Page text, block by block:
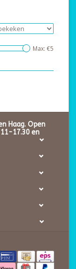
Max: €5
Haag. Open
17.30 en